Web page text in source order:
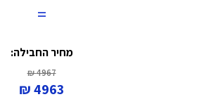
=
מחיר החבילה:
4967 ₪
4963 ₪